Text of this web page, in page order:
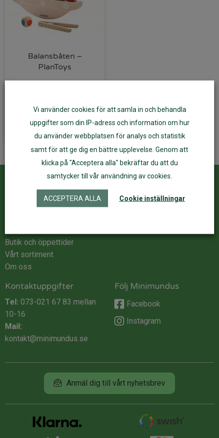
Balansbåten –
PlanToys
Lägg till i varukorg
Kundservice
Kontakta oss
Butik och öppettider
Vårt sortiment
Om oss
Kontaktuppgifter
Tel: 073-021 67 83 mellan
10-16
Mail:
kontakt@minimundus.se
Följ Minimundus
Facebook
Instagram
Anmäl dig till vårt nyhetsbrev
Vi använder cookies för att samla in och behandla
uppgifter som din IP-adress och information om hur
du använder webbplatsen för analys och statistik
samt för att ge dig en bättre upplevelse. Genom att
klicka på "Acceptera alla" bekräftar du att du
samtycker till vår användning av cookies.
ACCEPTERA ALLA Cookie inställningar